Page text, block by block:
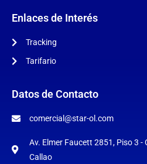
Enlaces de Interés
Tracking
Tarifario
Datos de Contacto
comercial@star-ol.com
Av. Elmer Faucett 2851, Piso 3 -
Callao